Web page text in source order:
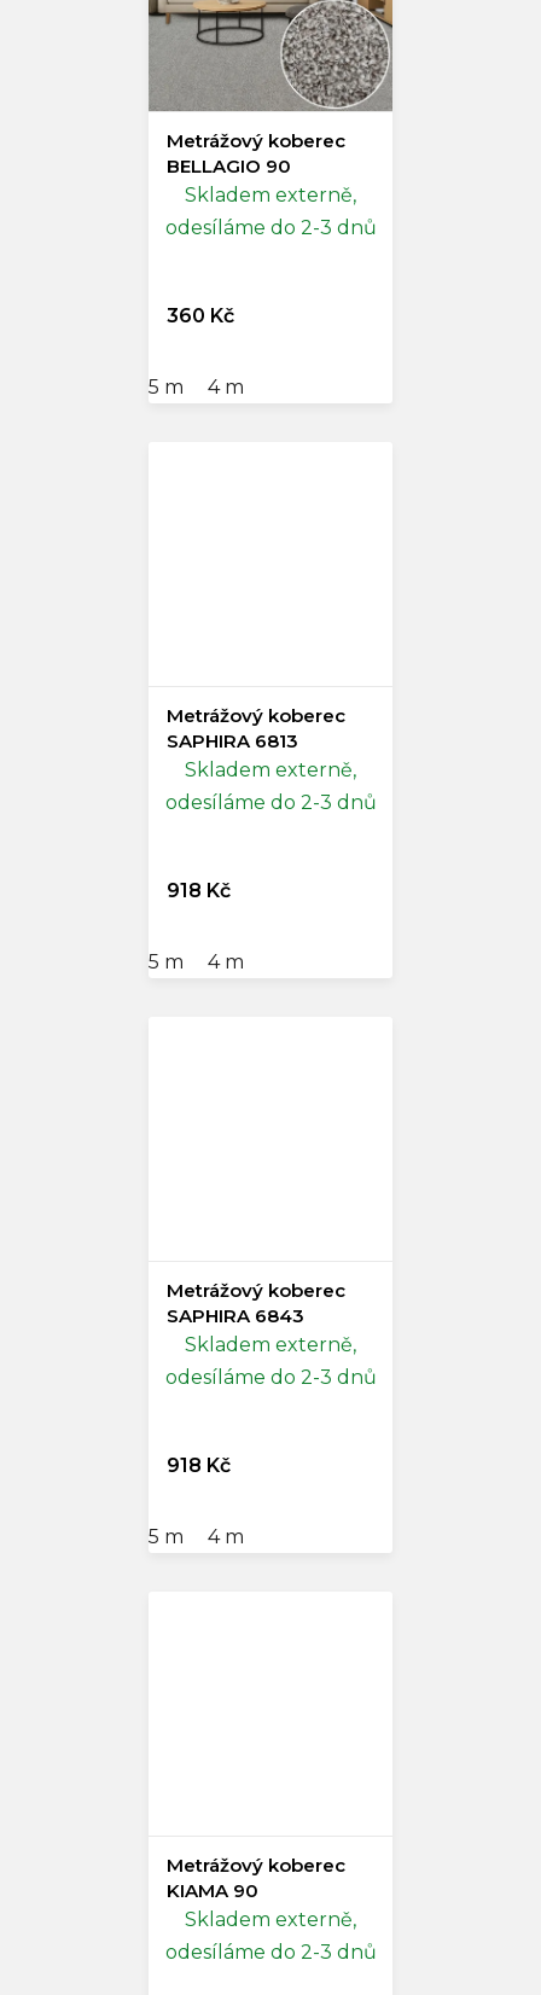
Metrážový koberec
BELLAGIO 90
Skladem externě,
odesíláme do 2-3 dnů
360 Kč
5 m 4 m
Metrážový koberec
SAPHIRA 6813
Skladem externě,
odesíláme do 2-3 dnů
918 Kč
5 m 4 m
Metrážový koberec
SAPHIRA 6843
Skladem externě,
odesíláme do 2-3 dnů
918 Kč
5 m 4 m
Metrážový koberec
KIAMA 90
Skladem externě,
odesíláme do 2-3 dnů